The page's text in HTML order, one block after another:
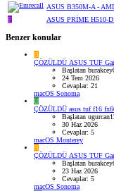
ASUS B350M-A -
F
ASUS PRİME H510-
Benzer konular
B
ÇÖZÜLDÜ ASUS TUF
Başlatan
24 Tem 2026
Cevaplar: 21
macOS Sonoma
U
ÇÖZÜLDÜ asus tuf f16
Başlatan
30 Haz 2026
Cevaplar: 5
macOS Monterey
B
ÇÖZÜLDÜ ASUS TUF
Başlatan
23 Haz 2026
Cevaplar: 5
macOS Sonoma